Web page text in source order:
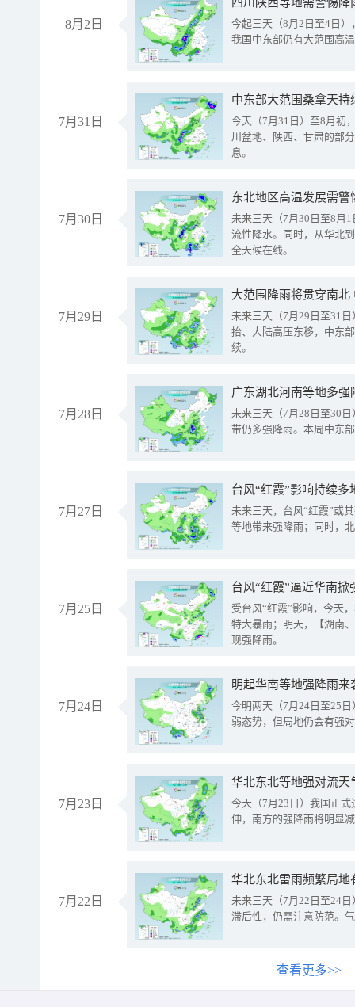
8月2日
今起三天（8月2日至4日
我国中东部仍有大范围高
7月31日
中东部大范围桑拿天
今天（7月31日）至8月初
川盆地、陕西、甘肃的部
息。
7月30日
东北地区高温发展需
未来三天（7月30日至8月
流性降水。同时，从华北
全天候在线。
7月29日
大范围降雨将贯穿南
未来三天（7月29日至31
抬、大陆高压东移，中东
续。
7月28日
广东湖北河南等地多
未来三天（7月28日至30
带仍多强降雨。本周中东
7月27日
台风“红霞”影响持续
未来三天，台风“红霞”或
等地带来强降雨；同时，
7月25日
台风“红霞”逼近华南
受台风“红霞”影响，今天
特大暴雨；明天，【湖南
现强降雨。
7月24日
明起华南等地强降雨
今明两天（7月24日至25
弱态势，但局地仍会有强
7月23日
华北东北等地强对流天
今天（7月23日）我国正
伸，南方的强降雨将明显
7月22日
华北东北雷雨频繁局地
未来三天（7月22日至24
滞后性，仍需注意防范。
查看更多>>